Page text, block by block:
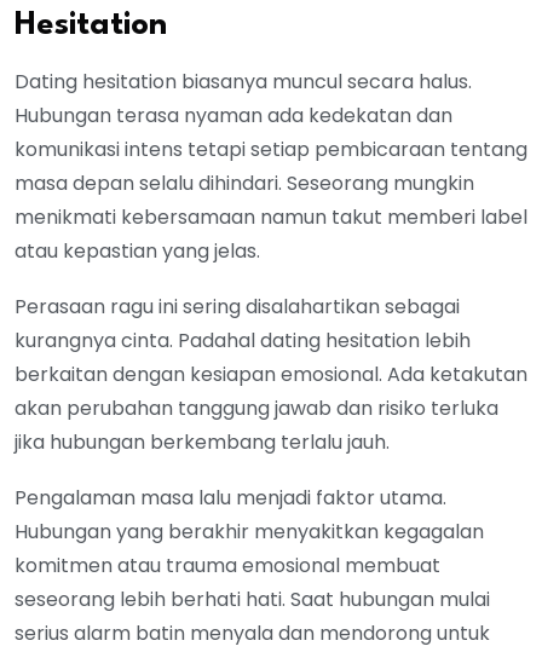
Hesitation
Dating hesitation biasanya muncul secara halus.
Hubungan terasa nyaman ada kedekatan dan
komunikasi intens tetapi setiap pembicaraan tentang
masa depan selalu dihindari. Seseorang mungkin
menikmati kebersamaan namun takut memberi label
atau kepastian yang jelas.
Perasaan ragu ini sering disalahartikan sebagai
kurangnya cinta. Padahal dating hesitation lebih
berkaitan dengan kesiapan emosional. Ada ketakutan
akan perubahan tanggung jawab dan risiko terluka
jika hubungan berkembang terlalu jauh.
Pengalaman masa lalu menjadi faktor utama.
Hubungan yang berakhir menyakitkan kegagalan
komitmen atau trauma emosional membuat
seseorang lebih berhati hati. Saat hubungan mulai
serius alarm batin menyala dan mendorong untuk